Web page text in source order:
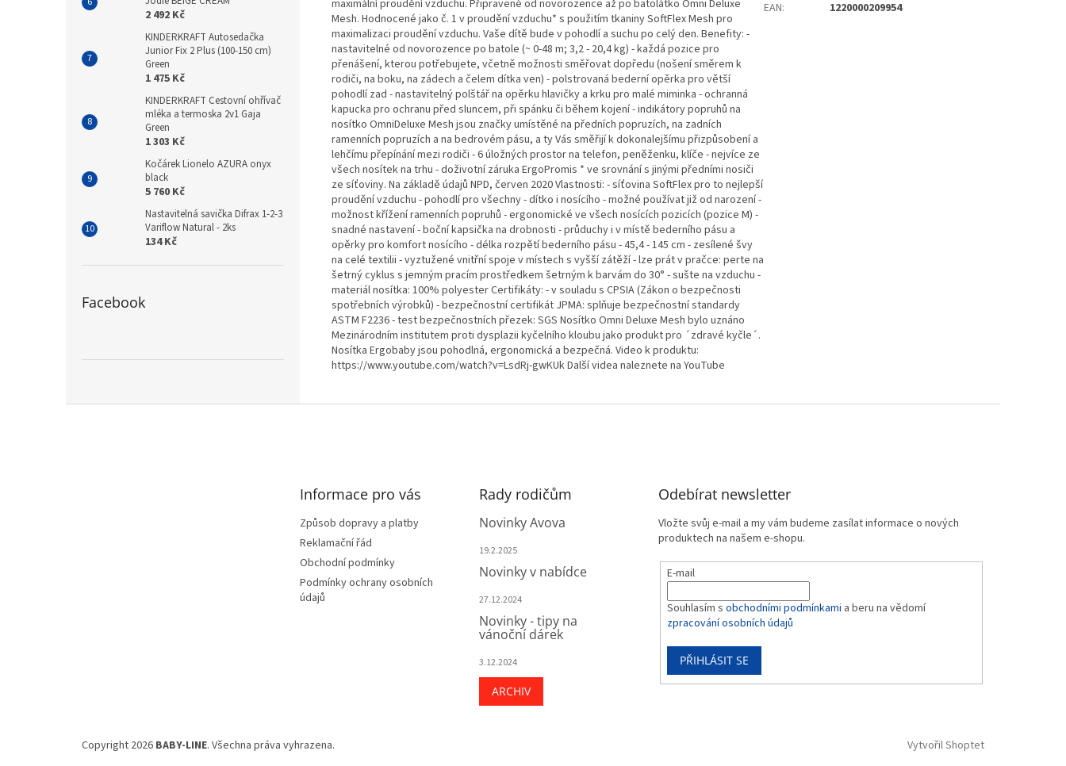
2 492 Kč
KINDERKRAFT Autosedačka
Junior Fix 2 Plus (100-150 cm)
Green
1 475 Kč
KINDERKRAFT Cestovní ohřívač
mléka a termoska 2v1 Gaja
Green
1 303 Kč
Kočárek Lionelo AZURA onyx
black
5 760 Kč
Nastavitelná savička Difrax 1-2-3
Variflow Natural - 2ks
134 Kč
Facebook
maximální proudění vzduchu. Připravené od novorozence až po batolátko Omni Deluxe
Mesh. Hodnocené jako č. 1 v proudění vzduchu* s použitím tkaniny SoftFlex Mesh pro
maximalizaci proudění vzduchu. Vaše dítě bude v pohodlí a suchu po celý den. Benefity: -
nastavitelné od novorozence po batole (~ 0-48 m; 3,2 - 20,4 kg) - každá pozice pro
přenášení, kterou potřebujete, včetně možnosti směřovat dopředu (nošení směrem k
rodiči, na boku, na zádech a čelem dítka ven) - polstrovaná bederní opěrka pro větší
pohodlí zad - nastavitelný polštář na opěrku hlavičky a krku pro malé miminka - ochranná
kapucka pro ochranu před sluncem, při spánku či během kojení - indikátory popruhů na
nosítko OmniDeluxe Mesh jsou značky umístěné na předních popruzích, na zadních
ramenních popruzích a na bedrovém pásu, a ty Vás směřijí k dokonalejšímu přizpůsobení a
lehčímu přepínání mezi rodiči - 6 úložných prostor na telefon, peněženku, klíče - nejvíce ze
všech nosítek na trhu - doživotní záruka ErgoPromis * ve srovnání s jinými předními nosiči
ze síťoviny. Na základě údajů NPD, červen 2020 Vlastnosti: - síťovina SoftFlex pro to nejlepší
proudění vzduchu - pohodlí pro všechny - dítko i nosícího - možné používat již od narození -
možnost křížení ramenních popruhů - ergonomické ve všech nosících pozicích (pozice M) -
snadné nastavení - boční kapsička na drobnosti - průduchy i v místě bederního pásu a
opěrky pro komfort nosícího - délka rozpětí bederního pásu - 45,4 - 145 cm - zesílené švy
na celé textilii - vyztužené vnitřní spoje v místech s vyšší zátěží - lze prát v pračce: perte na
šetrný cyklus s jemným pracím prostředkem šetrným k barvám do 30° - sušte na vzduchu -
materiál nosítka: 100% polyester Certifikáty: - v souladu s CPSIA (Zákon o bezpečnosti
spotřebních výrobků) - bezpečnostní certifikát JPMA: splňuje bezpečnostní standardy
ASTM F2236 - test bezpečnostních přezek: SGS Nosítko Omni Deluxe Mesh bylo uznáno
Mezinárodním institutem proti dysplazii kyčelního kloubu jako produkt pro ´zdravé kyčle´.
Nosítka Ergobaby jsou pohodlná, ergonomická a bezpečná. Video k produktu:
https://www.youtube.com/watch?v=LsdRj-gwKUk Další videa naleznete na YouTube
EAN: 1220000209954
Informace pro vás
Způsob dopravy a platby
Reklamační řád
Obchodní podmínky
Podmínky ochrany osobních
údajů
Rady rodičům
Novinky Avova
19.2.2025
Novinky v nabídce
27.12.2024
Novinky - tipy na
vánoční dárek
3.12.2024
ARCHIV
Odebírat newsletter
Vložte svůj e-mail a my vám budeme zasílat informace o nových
produktech na našem e-shopu.
E-mail
Souhlasím sobchodními podmínkami a beru na vědomí
zpracování osobních údajů
PŘIHLÁSIT SE
Vytvořil Shoptet
Copyright 2026 BABY-LINE. Všechna práva vyhrazena.